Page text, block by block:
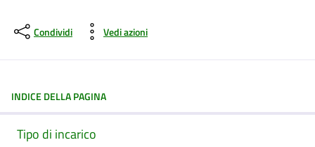
Condividi Vedi azioni
INDICE DELLA PAGINA
Tipo di incarico